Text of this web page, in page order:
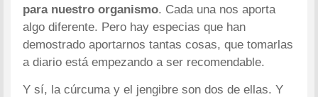
para nuestro organismo. Cada una nos aporta
algo diferente. Pero hay especias que han
demostrado aportarnos tantas cosas, que tomarlas
a diario está empezando a ser recomendable.
Y sí, la cúrcuma y el jengibre son dos de ellas. Y